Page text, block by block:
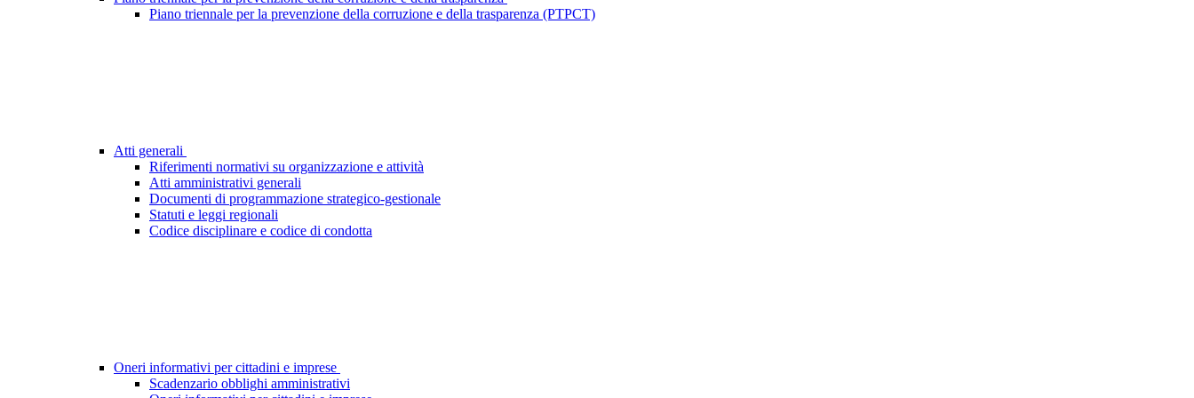
Piano triennale per la prevenzione della corruzione e della trasparenza (PTPCT)
Atti generali
Riferimenti normativi su organizzazione e attività
Atti amministrativi generali
Documenti di programmazione strategico-gestionale
Statuti e leggi regionali
Codice disciplinare e codice di condotta
Oneri informativi per cittadini e imprese
Scadenzario obblighi amministrativi